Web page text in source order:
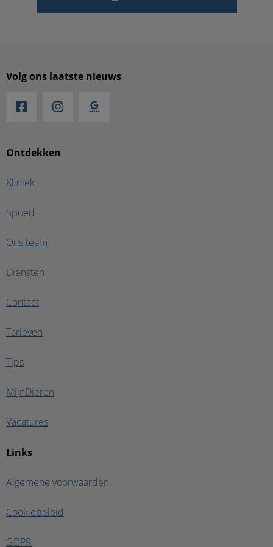
Ontdekken
Kliniek
Spoed
Ons team
Diensten
Contact
Tarieven
Tips
MijnDieren
Vacatures
Links
Algemene voorwaarden
Cookiebeleid
GDPR
Volg ons laatste nieuws